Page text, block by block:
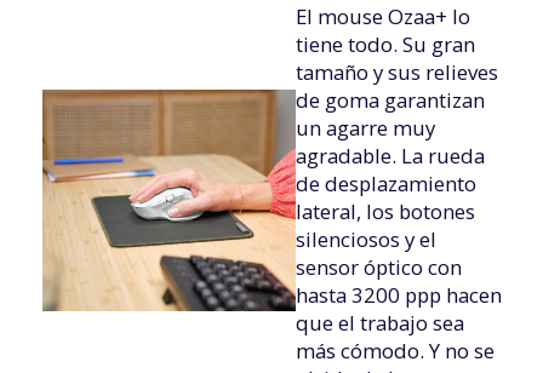
El mouse Ozaa+ lo
tiene todo. Su gran
tamaño y sus relieves
de goma garantizan
un agarre muy
agradable. La rueda
de desplazamiento
lateral, los botones
silenciosos y el
sensor óptico con
hasta 3200 ppp hacen
que el trabajo sea
más cómodo. Y no se